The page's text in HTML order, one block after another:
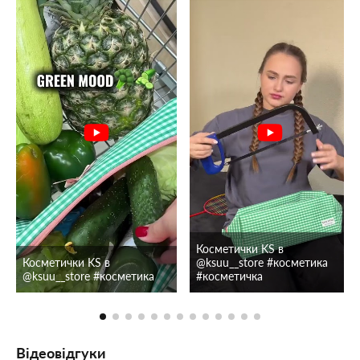
Косметички KS в
@ksuu__store #косметика
Косметички KS в
@ksuu__store #косметика
#косметичка
Відеовідгуки